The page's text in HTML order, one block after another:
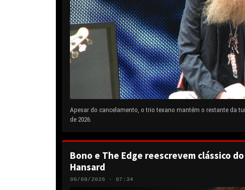
Apesar do cancelamento, o trio texano mantém o restante da
de 2026.
Bono e The Edge reescrevem clássico
Hansard
06/08/2026 · 07:34